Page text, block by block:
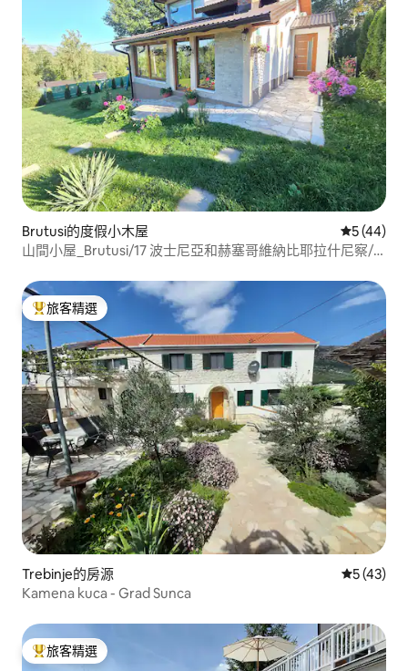
Brutusi的度假小木屋 從 44 則評
5 (44)
山間小屋_Brutusi/17 波士尼亞和赫塞哥維納比耶拉什尼察/
旅客精選榜首
旅客精選
Trebinje的房源 從 43 則評
5 (43)
Kamena kuca - Grad Sunca
旅客精選榜首
旅客精選